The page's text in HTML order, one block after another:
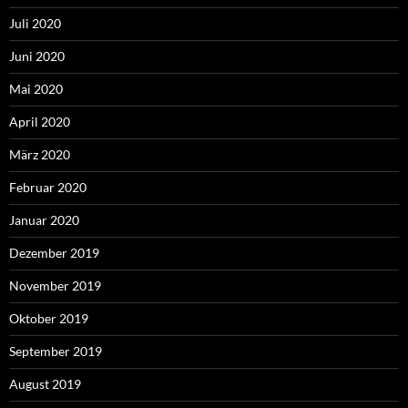
Juli 2020
Juni 2020
Mai 2020
April 2020
März 2020
Februar 2020
Januar 2020
Dezember 2019
November 2019
Oktober 2019
September 2019
August 2019